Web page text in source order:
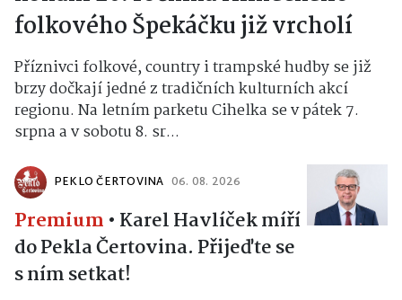
folkového Špekáčku již vrcholí
Příznivci folkové, country i trampské hudby se již
brzy dočkají jedné z tradičních kulturních akcí
regionu. Na letním parketu Cihelka se v pátek 7.
srpna a v sobotu 8. sr...
PEKLO ČERTOVINA 06. 08. 2026
Premium • Karel Havlíček míří
do Pekla Čertovina. Přijeďte se
s ním setkat!